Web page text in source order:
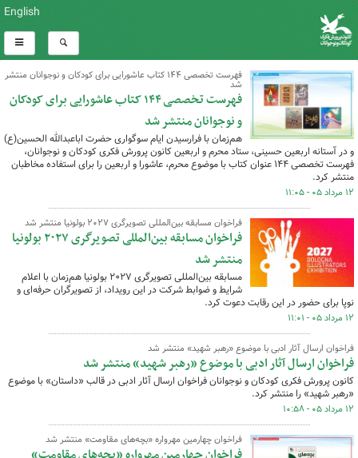
English
فهرست تخصصی ۱۴۴ کتاب عاشورایی برای کودکان و نوجوانان منتشر
شد
فهرست تخصصی ۱۴۴ کتاب عاشورایی برای کودکان
و نوجوانان منتشر شد
هم‌زمان با فرارسیدن ایام سوگواری حضرت اباعبدالله الحسین(ع)
و در آستانه اربعین حسینی، ستاد محرم و اربعین کانون پرورش فکری کودکان و نوجوانان،
فهرست تخصصی ۱۴۴ عنوان کتاب با موضوع محرم، عاشورا و اربعین را برای استفاده مخاطبان
منتشر کرد.
۱۲ مرداد ۰۵ - ۱۱:۰۵
فراخوان مسابقه بین‌المللی تصویرگری ۲۰۲۷ بولونیا منتشر شد
فراخوان مسابقه بین‌المللی تصویرگری ۲۰۲۷ بولونیا
منتشر شد
مسابقه بین‌المللی تصویرگری ۲۰۲۷ بولونیا هم‌زمان با اعلام
شرایط و ضوابط شرکت در این رویداد، از تصویرگران حرفه‌ای و
نوپا برای حضور در این رقابت دعوت کرد.
۱۲ مرداد ۰۵ - ۱۱:۰۱
فراخوان ارسال آثار ادبی با موضوع «رهبر شهید» منتشر شد
فراخوان ارسال آثار ادبی با موضوع «رهبر شهید» منتشر شد
کانون پرورش فکری کودکان و نوجوانان فراخوان ارسال آثار ادبی در قالب «داستان» با موضوع
«رهبر شهید» را منتشر کرد.
۱۲ مرداد ۰۵ - ۱۰:۵۸
فراخوان چهارمین مهرواره «بچه‌های مقاومت» منتشر شد